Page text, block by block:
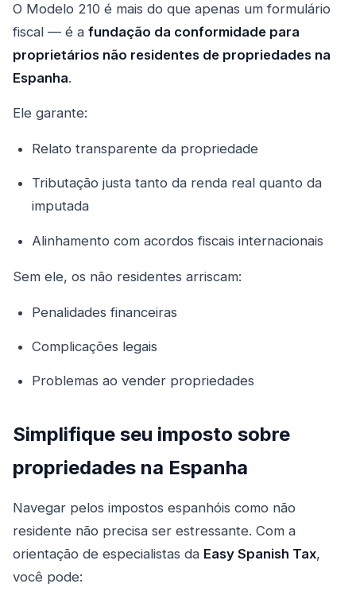
O Modelo 210 é mais do que apenas um formulário
fiscal — é a fundação da conformidade para
proprietários não residentes de propriedades na
Espanha.
Ele garante:
Relato transparente da propriedade
Tributação justa tanto da renda real quanto da
imputada
Alinhamento com acordos fiscais internacionais
Sem ele, os não residentes arriscam:
Penalidades financeiras
Complicações legais
Problemas ao vender propriedades
Simplifique seu imposto sobre
propriedades na Espanha
Navegar pelos impostos espanhóis como não
residente não precisa ser estressante. Com a
orientação de especialistas da Easy Spanish Tax,
você pode: